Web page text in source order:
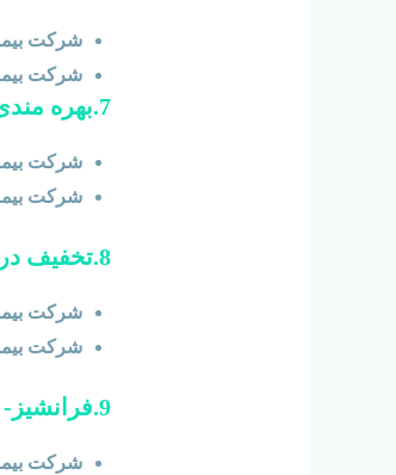
شرکت
شرکت
7.بهره مندی در تخفیف پرداخت نقدی:
شرکت
شرکت
8.تخفیف در ازای افزایش تعداد نفرات در هر خانواده:
شرکت
شرکت
9.فرانشیز- سهم بیمه شده از هر خسارت:
شرکت